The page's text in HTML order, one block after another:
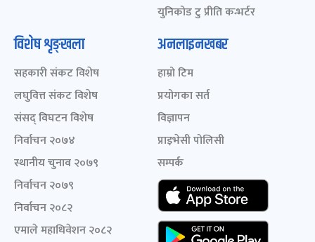
युनिकोड टु प्रीति कन्भर्टर
विशेष शृङ्खला
सहकारी संकट विशेष
लघुवित्त संकट विशेष
संसद् विघटन विशेष
निर्वाचन २०७४
स्थानीय चुनाव २०७९
निर्वाचन २०७९
निर्वाचन २०८२
एमाले महाधिवेशन २०८२
अनलाइनखबर
हाम्रो टिम
प्रयोगका सर्त
विज्ञापन
प्राइभेसी पोलिसी
सम्पर्क